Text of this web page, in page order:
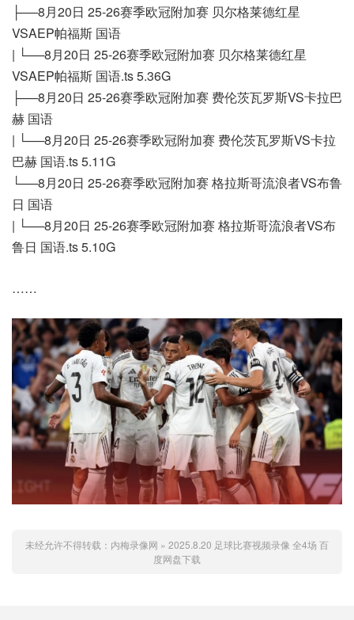
├──8月20日 25-26赛季欧冠附加赛 贝尔格莱德红星
VSAEP帕福斯 国语
| └──8月20日 25-26赛季欧冠附加赛 贝尔格莱德红星
VSAEP帕福斯 国语.ts 5.36G
├──8月20日 25-26赛季欧冠附加赛 费伦茨瓦罗斯VS卡拉巴
赫 国语
| └──8月20日 25-26赛季欧冠附加赛 费伦茨瓦罗斯VS卡拉
巴赫 国语.ts 5.11G
└──8月20日 25-26赛季欧冠附加赛 格拉斯哥流浪者VS布鲁
日 国语
| └──8月20日 25-26赛季欧冠附加赛 格拉斯哥流浪者VS布
鲁日 国语.ts 5.10G
……
未经允许不得转载： 内梅录像网 » 2025.8.20 足球比赛视频录像 全4场 百
度网盘下载